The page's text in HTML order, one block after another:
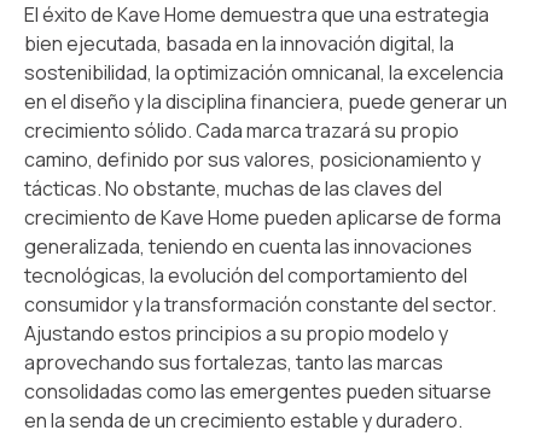
El éxito de Kave Home demuestra que una estrategia
bien ejecutada, basada en la innovación digital, la
sostenibilidad, la optimización omnicanal, la excelencia
en el diseño y la disciplina financiera, puede generar un
crecimiento sólido. Cada marca trazará su propio
camino, definido por sus valores, posicionamiento y
tácticas. No obstante, muchas de las claves del
crecimiento de Kave Home pueden aplicarse de forma
generalizada, teniendo en cuenta las innovaciones
tecnológicas, la evolución del comportamiento del
consumidor y la transformación constante del sector.
Ajustando estos principios a su propio modelo y
aprovechando sus fortalezas, tanto las marcas
consolidadas como las emergentes pueden situarse
en la senda de un crecimiento estable y duradero.